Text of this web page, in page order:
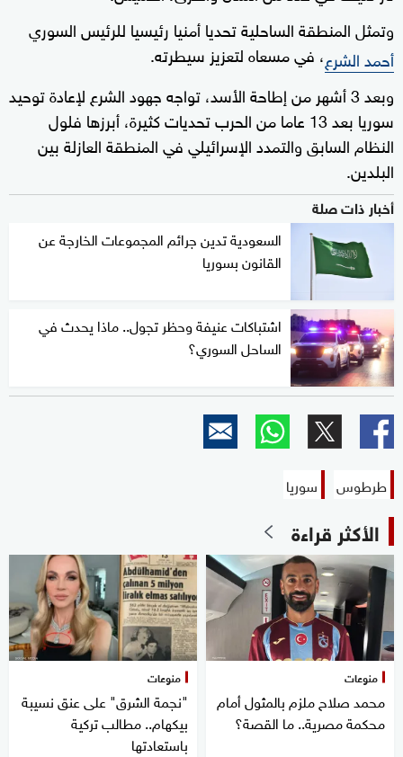
وتمثل المنطقة الساحلية تحديا أمنيا رئيسيا للرئيس السوري
أحمد الشرع، في مسعاه لتعزيز سيطرته.
وبعد 3 أشهر من إطاحة الأسد، تواجه جهود الشرع لإعادة توحيد
سوريا بعد 13 عاما من الحرب تحديات كثيرة، أبرزها فلول
النظام السابق والتمدد الإسرائيلي في المنطقة العازلة بين
البلدين.
أخبار ذات صلة
السعودية تدين جرائم المجموعات الخارجة عن
القانون بسوريا
اشتباكات عنيفة وحظر تجول.. ماذا يحدث في
الساحل السوري؟
طرطوس سوريا
الأكثر قراءة
منوعات
محمد صلاح ملزم بالمثول أمام
محكمة مصرية.. ما القصة؟
منوعات
"نجمة الشرق" على عنق نسيبة
بيكهام.. مطالب تركية
باستعادتها